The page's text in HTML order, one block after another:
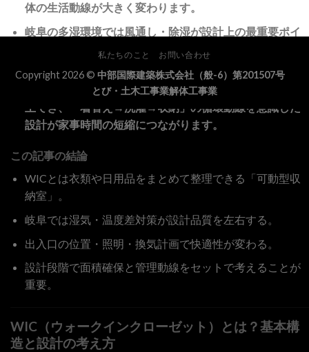
体の生活動線が大きく変わります。
岐阜の多湿環境では風通し・除湿が設計上の最重要ポイ
ントで、換気計画を間取りと同時に検討することが不可
間取りとの一体化によって収納効率・快適さを大きく向
上でき、「着替え→洗濯→収納」の循環動線を意識した
設計が家事時間の短縮につながります。
この記事の結論
WICとは衣類や日用品をまとめて整理できる「可動型収
納室」。
岐阜では湿気・温度差対策が設計品質を左右する。
出入口の位置・照明・換気計画で快適性が変わる。
設計段階で面積確保と管理動線をセットで考えることが
重要。
WIC（ウォークインクローゼット）とは？基本構
造と設計の考え方
私たちのこと お問い合わせ
Copyright 2026 © 中部国際建築株式会社（般-6）第201507号
とび・土木工事業解体工事業